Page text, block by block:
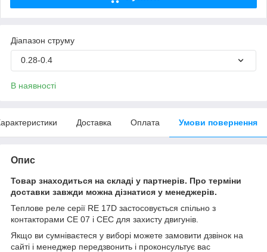
Діапазон струму
0.28-0.4
В наявності
Доставка Оплата Умови повернення
Опис
Товар знаходиться на складі у партнерів. Про терміни
доставки завжди можна дізнатися у менеджерів.
Теплове реле серії RE 17D застосовується спільно з
контакторами CE 07 і CEC для захисту двигунів.
Якщо ви сумніваєтеся у виборі можете замовити дзвінок на
сайті і менеджер передзвонить і проконсультує вас